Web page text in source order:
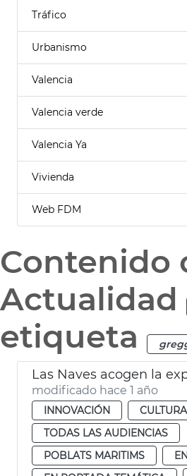
Tráfico
Urbanismo
Valencia
Valencia verde
Valencia Ya
Vivienda
Web FDM
Contenido
Actualidad
etiqueta
modificado hace 1 año
INNOVACIÓN
CULTURA
TODAS LAS AUDIENCIAS
POBLATS MARITIMS